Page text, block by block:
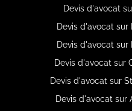
Devis d'avocat
Devis d'avocat
Devis d'avocat
Devis d'avocat sur
Devis d'avocat sur
Devis d'avocat sur